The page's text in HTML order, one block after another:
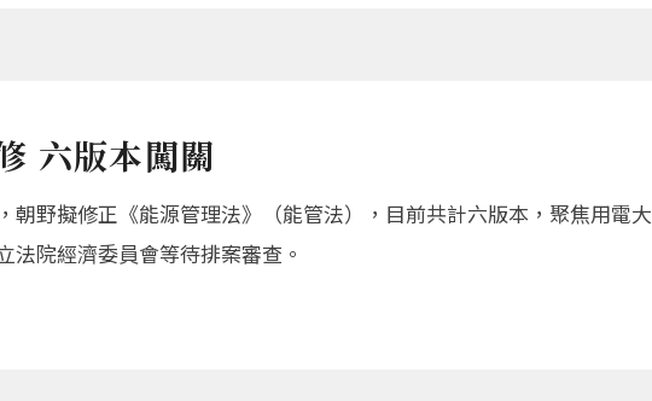
六版本闖關
朝野擬修正《能源管理法》（能管法），目前共計六版本，聚焦用電
法院經濟委員會等待排案審查。